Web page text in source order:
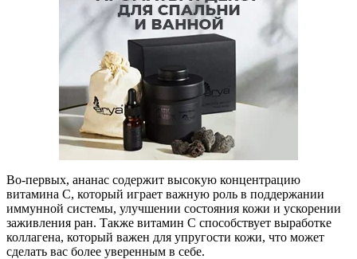
Во-первых, ананас содержит высокую концентрацию
витамина С, который играет важную роль в поддержании
иммунной системы, улучшении состояния кожи и ускорении
заживления ран. Также витамин С способствует выработке
коллагена, который важен для упругости кожи, что может
сделать вас более уверенным в себе.